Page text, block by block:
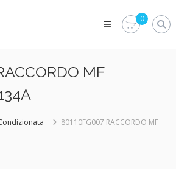
0
MF
80110FG007 RACCORDO MF